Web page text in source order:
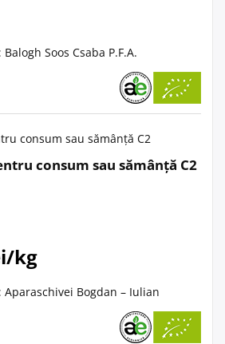
Balogh Soos Csaba P.F.A.
consum sau sămânță C2
kg
Aparaschivei Bogdan – Iulian